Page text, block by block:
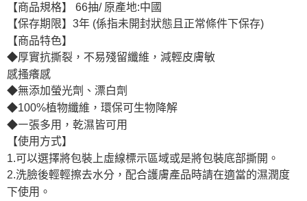
【商品規格】 66抽/ 原產地:中國
【保存期限】3年 (係指未開封狀態且正常條件下保存)
【商品特色】
◆厚實抗撕裂，不易殘留纖維，減輕皮膚敏
感搔癢感
◆無添加螢光劑、漂白劑
◆100%植物纖維，環保可生物降解
◆㇐張多用，乾濕皆可用
【使用方式】
1.可以選擇將包裝上虛線標示區域或是將包裝底部撕開。
2.洗臉後輕輕擦去水分，配合護膚產品時請在適當的濕潤度
下使用。